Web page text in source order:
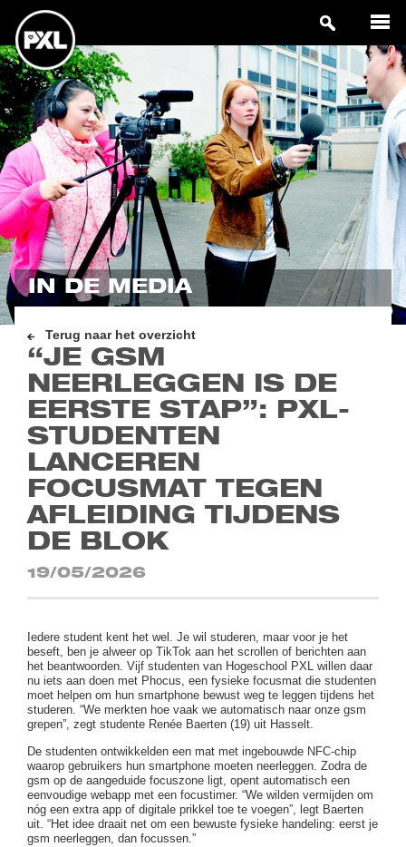
IN DE MEDIA
Terug naar het overzicht
“JE GSM
NEERLEGGEN IS DE
EERSTE STAP”: PXL-
STUDENTEN
LANCEREN
FOCUSMAT TEGEN
AFLEIDING TIJDENS
DE BLOK
19/05/2026
Iedere student kent het wel. Je wil studeren, maar voor je het
beseft, ben je alweer op TikTok aan het scrollen of berichten aan
het beantwoorden. Vijf studenten van Hogeschool PXL willen daar
nu iets aan doen met Phocus, een fysieke focusmat die studenten
moet helpen om hun smartphone bewust weg te leggen tijdens het
studeren. “We merkten hoe vaak we automatisch naar onze gsm
grepen”, zegt studente Renée Baerten (19) uit Hasselt.
De studenten ontwikkelden een mat met ingebouwde NFC-chip
waarop gebruikers hun smartphone moeten neerleggen. Zodra de
gsm op de aangeduide focuszone ligt, opent automatisch een
eenvoudige webapp met een focustimer. “We wilden vermijden om
nóg een extra app of digitale prikkel toe te voegen”, legt Baerten
uit. “Het idee draait net om een bewuste fysieke handeling: eerst je
gsm neerleggen, dan focussen.”